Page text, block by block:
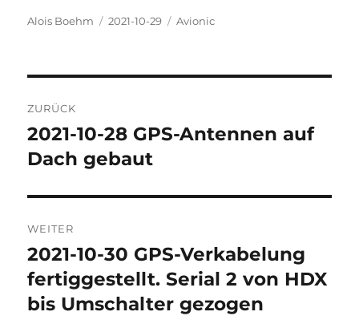
Autor
Alois Boehm
Veröffentlicht
2021-10-29 Kategorien
Avionic
ZURÜCK
Vorheriger
Beitrag:
2021-10-28 GPS-Antennen auf
Dach gebaut
WEITER
Nächster
Beitrag:
2021-10-30 GPS-Verkabelung
fertiggestellt. Serial 2 von HDX
bis Umschalter gezogen